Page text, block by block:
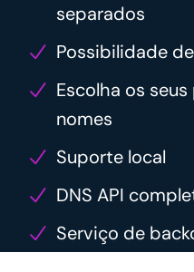
separados
Possibilidade
Escolha os
nomes
Suporte local
DNS API
Serviço de